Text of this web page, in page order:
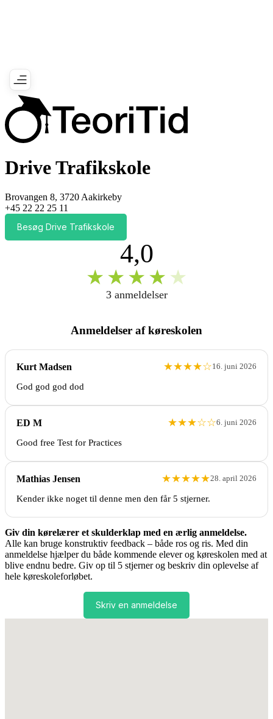
Drive Trafikskole
Brovangen 8, 3720 Aakirkeby
+45 22 22 25 11
Besøg Drive Trafikskole
4,0
★ ★ ★ ★ ★
3 anmeldelser
Anmeldelser af køreskolen
Kurt Madsen ★★★★☆16. juni 2026
God god god dod
ED M ★★★☆☆6. juni 2026
Good free Test for Practices
Mathias Jensen ★★★★★28. april 2026
Kender ikke noget til denne men den får 5 stjerner.
Giv din kørelærer et skulderklap med en ærlig anmeldelse.
Alle kan bruge konstruktiv feedback – både ros og ris. Med din
anmeldelse hjælper du både kommende elever og køreskolen med at
blive endnu bedre. Giv op til 5 stjerner og beskriv din oplevelse af
hele køreskoleforløbet.
Skriv en anmeldelse